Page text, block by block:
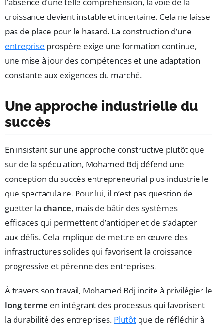
l’absence d’une telle compréhension, la voie de la
croissance devient instable et incertaine. Cela ne laisse
pas de place pour le hasard. La construction d’une
entreprise prospère exige une formation continue,
une mise à jour des compétences et une adaptation
constante aux exigences du marché.
Une approche industrielle du
succès
En insistant sur une approche constructive plutôt que
sur de la spéculation, Mohamed Bdj défend une
conception du succès entrepreneurial plus industrielle
que spectaculaire. Pour lui, il n’est pas question de
guetter la chance, mais de bâtir des systèmes
efficaces qui permettent d’anticiper et de s’adapter
aux défis. Cela implique de mettre en œuvre des
infrastructures solides qui favorisent la croissance
progressive et pérenne des entreprises.
À travers son travail, Mohamed Bdj incite à privilégier le
long terme en intégrant des processus qui favorisent
la durabilité des entreprises. Plutôt que de réfléchir à